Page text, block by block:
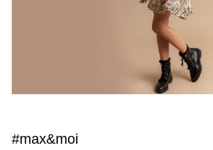
#max&moi